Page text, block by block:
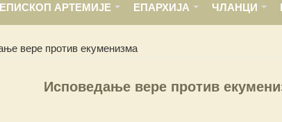
ЕПИСКОП АРТЕМИЈЕ ЕПАРХИЈА ЧЛАНЦИ
вере против екуменизма
Исповедање вере против